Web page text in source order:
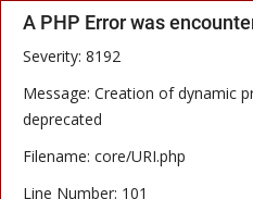
A PHP Error was
Severity: 8192
Message: Creation of dynamic
deprecated
Filename: core/URI.php
Line Number: 101
Início